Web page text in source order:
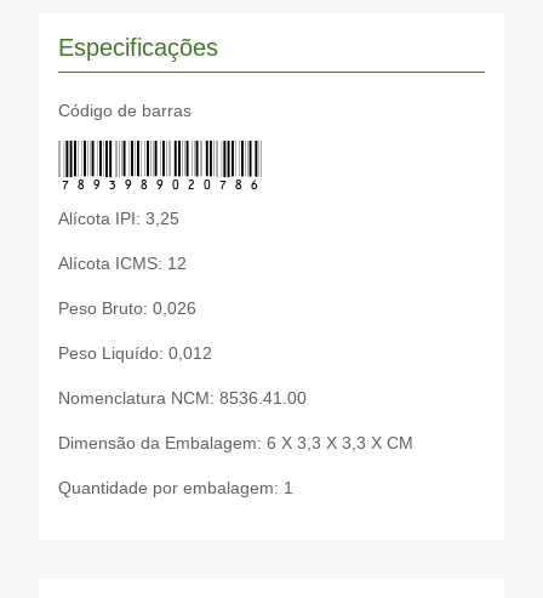
Especificações
Código de barras
7893989020786
Alícota IPI: 3,25
Alícota ICMS: 12
Peso Bruto: 0,026
Peso Liquído: 0,012
Nomenclatura NCM: 8536.41.00
Dimensão da Embalagem: 6 X 3,3 X 3,3 X CM
Quantidade por embalagem: 1